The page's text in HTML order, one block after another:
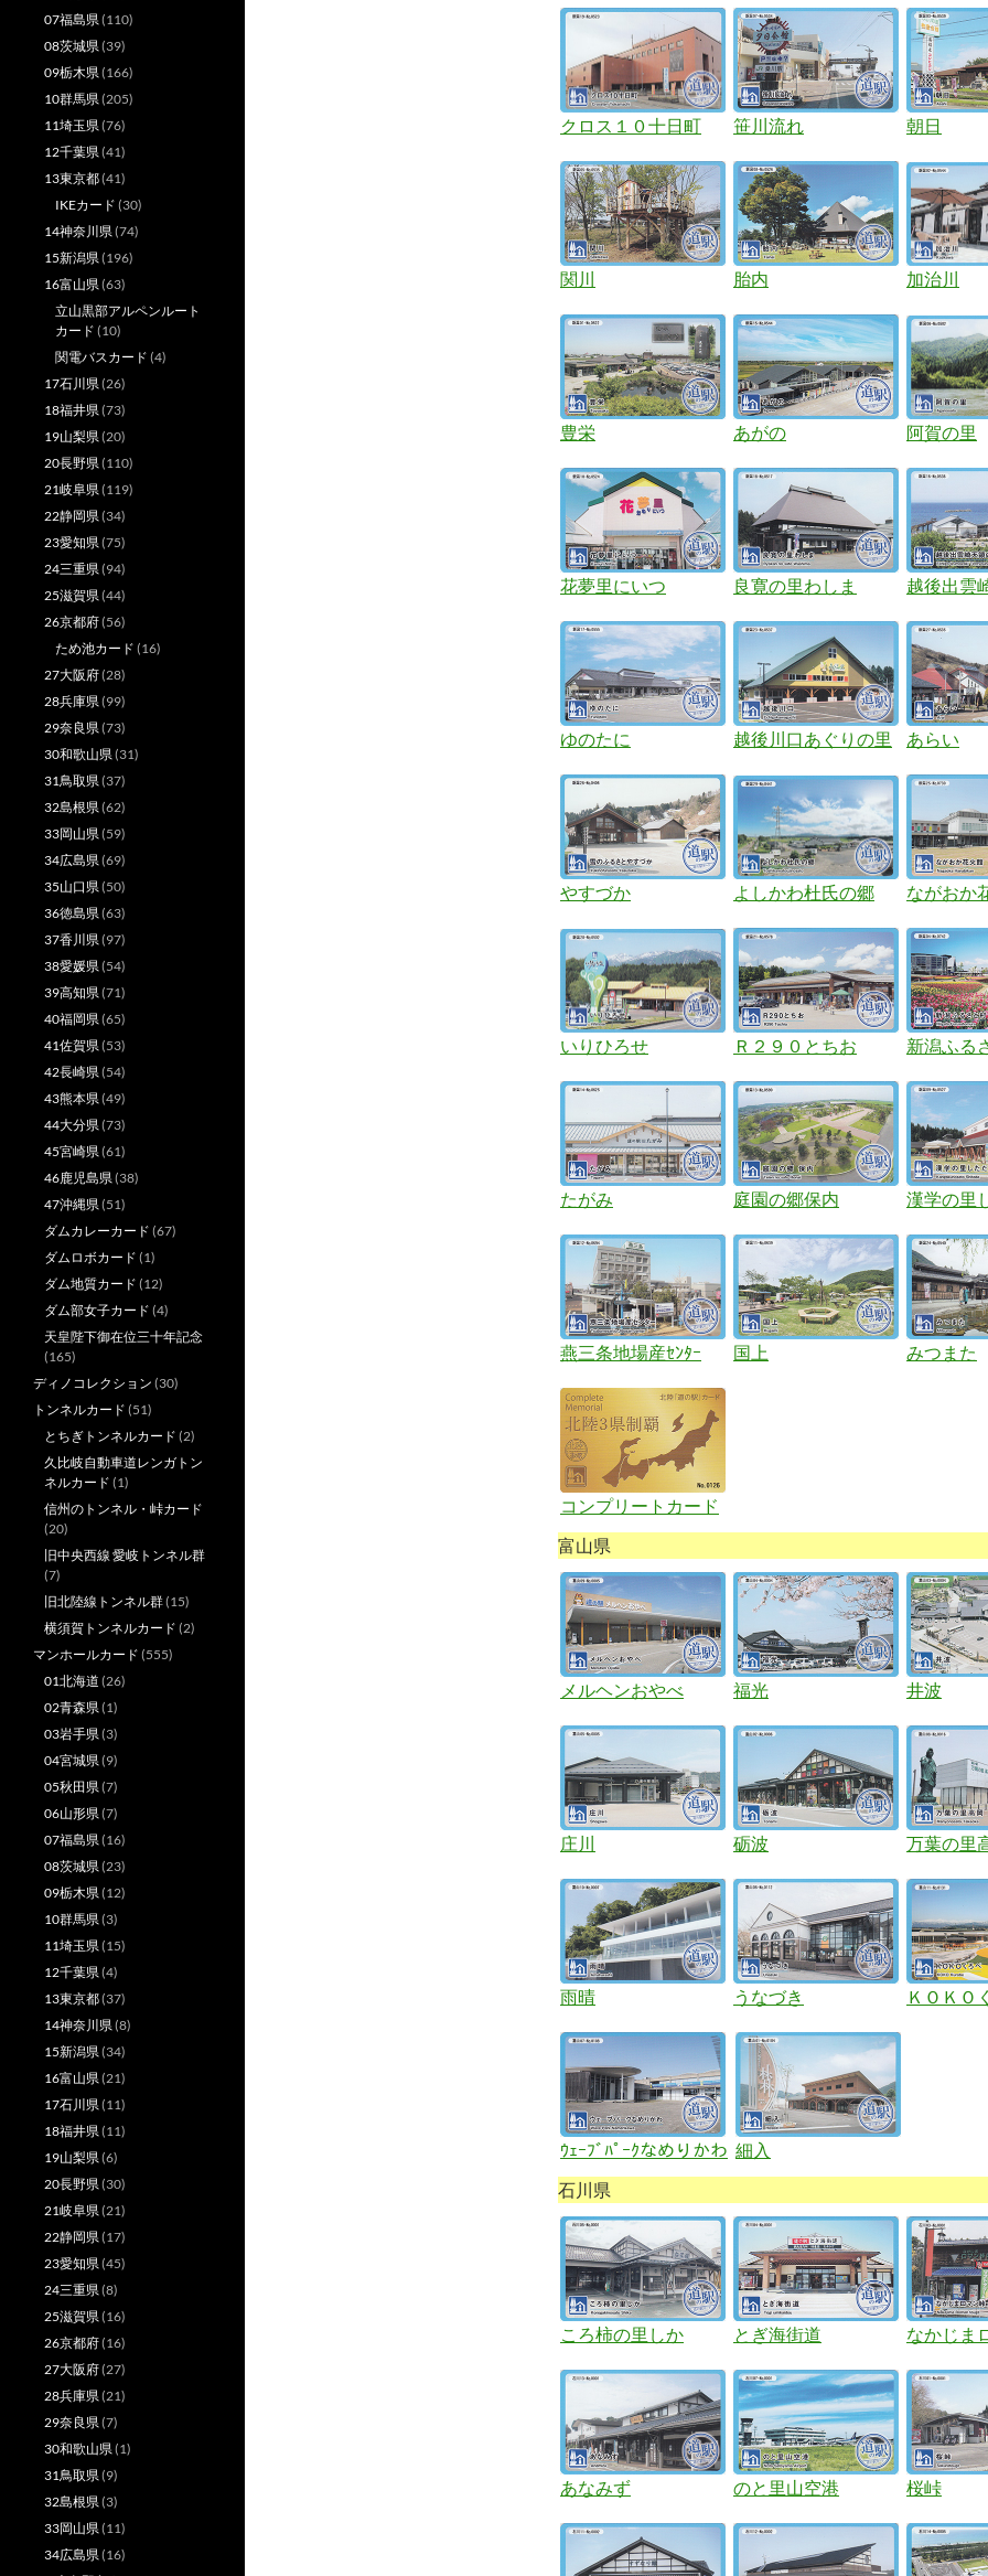
クロス１０十日町 笹川流れ 朝日
関川 胎内 加治川
豊栄 あがの 阿賀の里
花夢里にいつ 良寛の里わしま 越後出雲
ゆのたに 越後川口あぐりの里 あらい
やすづか よしかわ杜氏の郷 ながおか
いりひろせ Ｒ２９０とちお 新潟ふる
たがみ 庭園の郷保内 漢学の里
燕三条地場産ｾﾝﾀｰ 国上 みつまた
コンプリートカード
富山県
メルヘンおやべ 福光 井波
庄川 砺波 万葉の里
雨晴 うなづき ＫＯＫＯ
ｳｪｰﾌﾞﾊﾟｰｸなめりかわ 細入
石川県
ころ柿の里しか とぎ海街道 なかじま
あなみず のと里山空港 桜峠
07福島県(110)
08茨城県(39)
09栃木県(166)
10群馬県(205)
11埼玉県(76)
12千葉県(41)
13東京都(41)
IKEカード (30)
14神奈川県(74)
15新潟県(196)
16富山県(63)
立山黒部アルペンルート
カード (10)
関電バスカード (4)
17石川県(26)
18福井県(73)
19山梨県(20)
20長野県(110)
21岐阜県(119)
22静岡県(34)
23愛知県(75)
24三重県(94)
25滋賀県(44)
26京都府(56)
ため池カード (16)
27大阪府(28)
28兵庫県(99)
29奈良県(73)
30和歌山県(31)
31鳥取県(37)
32島根県(62)
33岡山県(59)
34広島県(69)
35山口県(50)
36徳島県(63)
37香川県(97)
38愛媛県(54)
39高知県(71)
40福岡県(65)
41佐賀県(53)
42長崎県(54)
43熊本県(49)
44大分県(73)
45宮崎県(61)
46鹿児島県(38)
47沖縄県(51)
ダムカレーカード (67)
ダムロボカード (1)
ダム地質カード (12)
ダム部女子カード (4)
天皇陛下御在位三十年記念
(165)
ディノコレクション (30)
トンネルカード (51)
とちぎトンネルカード (2)
久比岐自動車道レンガトン
ネルカード (1)
信州のトンネル・峠カード
(20)
旧中央西線 愛岐トンネル群
(7)
旧北陸線トンネル群(15)
横須賀トンネルカード (2)
マンホールカード (555)
01北海道 (26)
02青森県(1)
03岩手県(3)
04宮城県(9)
05秋田県(7)
06山形県(7)
07福島県(16)
08茨城県(23)
09栃木県(12)
10群馬県(3)
11埼玉県(15)
12千葉県(4)
13東京都(37)
14神奈川県(8)
15新潟県(34)
16富山県(21)
17石川県(11)
18福井県(11)
19山梨県(6)
20長野県(30)
21岐阜県(21)
22静岡県(17)
23愛知県(45)
24三重県(8)
25滋賀県(16)
26京都府(16)
27大阪府(27)
28兵庫県(21)
29奈良県(7)
30和歌山県(1)
31鳥取県(9)
32島根県(3)
33岡山県(11)
34広島県(16)